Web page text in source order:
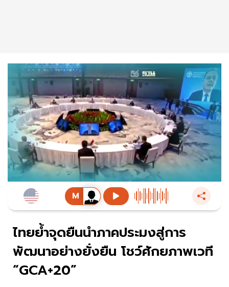
ไทยย้ำจุดยืนนำภาคประมงสู่การ
พัฒนาอย่างยั่งยืน โชว์ศักยภาพเวที
“GCA+20”